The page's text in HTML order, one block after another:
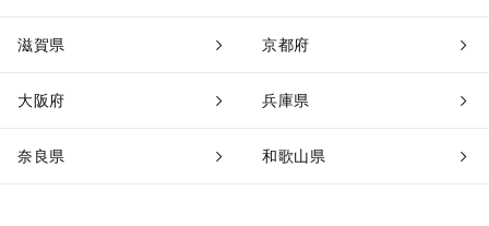
滋賀県 京都府
大阪府 兵庫県
奈良県 和歌山県